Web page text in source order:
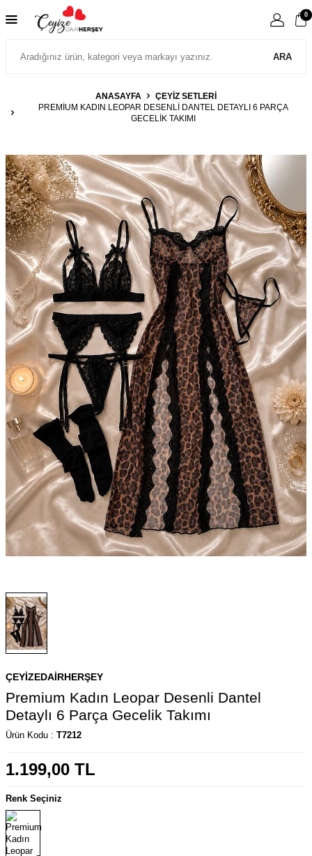
ARA
0
ANASAYFA
ÇEYİZ SETLERİ
PREMIUM KADIN LEOPAR DESENLI DANTEL DETAYLI 6 PARÇA
GECELIK TAKIMI
ÇEYIZEDAIRHERŞEY
Premium Kadın Leopar Desenli Dantel
Detaylı 6 Parça Gecelik Takımı
Ürün Kodu : T7212
1.199,00 TL
Renk Seçiniz